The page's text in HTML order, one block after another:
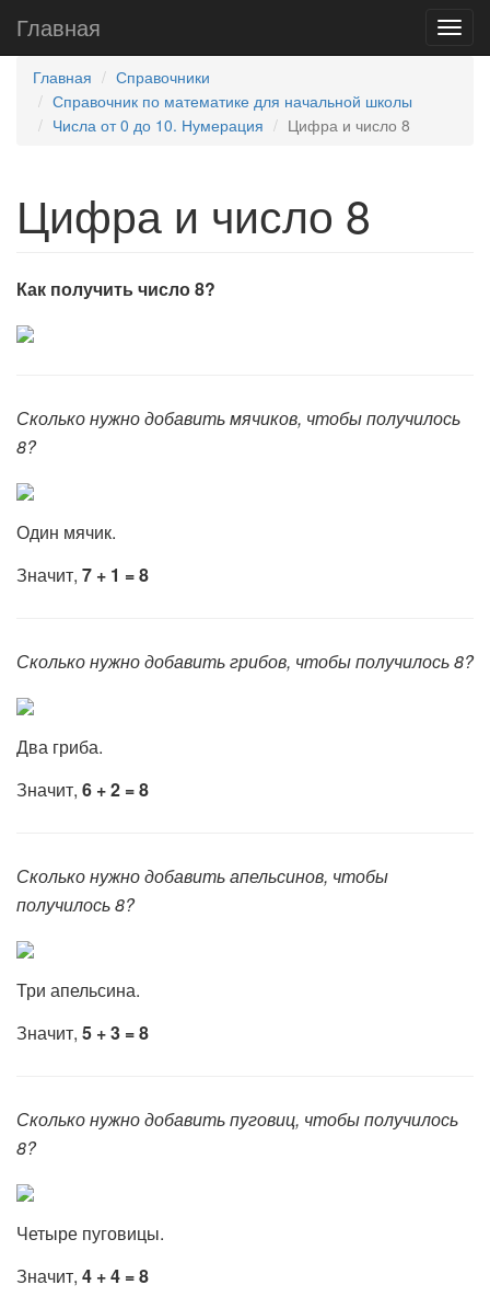
Главная
Главная
Справочники
Справочник по математике для начальной школы
Числа от 0 до 10. Нумерация
Цифра и число 8
Цифра и число 8
Как получить число 8?
Сколько нужно добавить мячиков, чтобы получилось
8?
Один мячик.
Значит, 7 + 1 = 8
Сколько нужно добавить грибов, чтобы получилось 8?
Два гриба.
Значит, 6 + 2 = 8
Сколько нужно добавить апельсинов, чтобы
получилось 8?
Три апельсина.
Значит, 5 + 3 = 8
Сколько нужно добавить пуговиц, чтобы получилось
8?
Четыре пуговицы.
Значит, 4 + 4 = 8